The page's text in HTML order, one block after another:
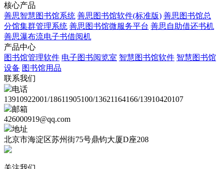
核心产品
善思智慧图书馆系统 善思图书馆软件(标准版) 善思图书馆总
分馆集群管理系统 善思图书馆微服务平台 善思自助借还书机
善思瀑布流电子书借阅机
产品中心
图书馆管理软件 电子图书阅览室 智慧图书馆软件 智慧图书馆
设备 图书馆用品
联系我们
电话
13910922001/18611905100/13621164166/13910420107
邮箱
426000919@qq.com
地址
北京市海淀区苏州街75号鼎钧大厦D座208